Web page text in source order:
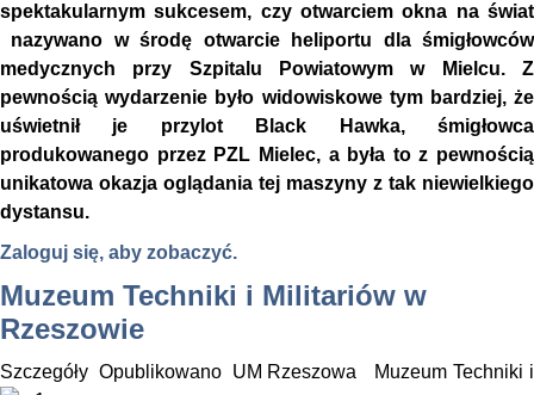
spektakularnym sukcesem, czy otwarciem okna na świat
nazywano w środę otwarcie heliportu dla śmigłowców
medycznych przy Szpitalu Powiatowym w Mielcu. Z
pewnością wydarzenie było widowiskowe tym bardziej, że
uświetnił je przylot Black Hawka, śmigłowca
produkowanego przez PZL Mielec, a była to z pewnością
unikatowa okazja oglądania tej maszyny z tak niewielkiego
dystansu.
Zaloguj się, aby zobaczyć.
Muzeum Techniki i Militariów w
Rzeszowie
Szczegóły Opublikowano UM Rzeszowa Muzeum Techniki i